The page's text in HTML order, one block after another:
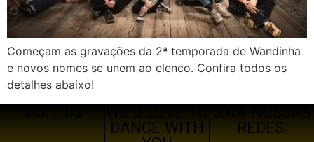
Começam as gravações da 2ª temporada de Wandinha
e novos nomes se unem ao elenco. Confira todos os
detalhes abaixo!
DANCE WITH
REDES: